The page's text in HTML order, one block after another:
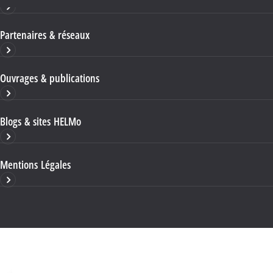
Partenaires & réseaux
Ouvrages & publications
Blogs & sites HELMo
Mentions Légales